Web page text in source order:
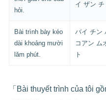
hỏi.
イ ザン
Bài trình bày kéo
dài khoảng mười
lăm phút.
バイ チン
コアン ム
ト
「Bài thuyết trình của tôi